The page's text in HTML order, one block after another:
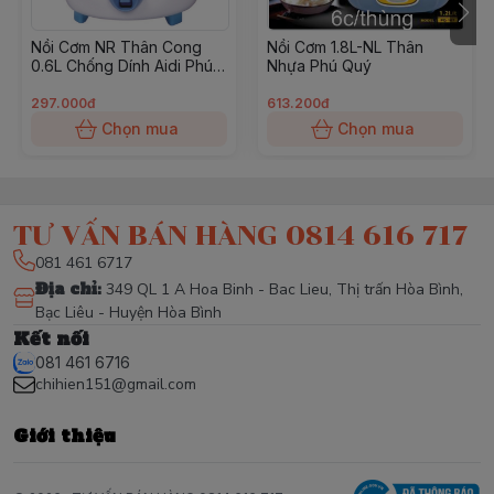
nhanh và ngon hơn, tiết kiệm tối đa thời gian và công
sức.
Nồi Cơm NR Thân Cong
0.6L Chống Dính Aidi Phú
297.000đ
Chọn mua
Nồi Cơm 1.8L-NL Thân
Nhựa Phú Quý
613.200đ
Chọn mua
TƯ VẤN BÁN HÀNG 0814 616 717
081 461 6717
Địa chỉ: 349 QL 1 A Hoa Binh - Bac Lieu, Thị trấn Hòa Bình,
Bạc Liêu - Huyện Hòa Bình
Kết nối
081 461 6716
chihien151@gmail.com
Giới thiệu